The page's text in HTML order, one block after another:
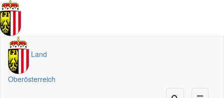
Land
Oberösterreich